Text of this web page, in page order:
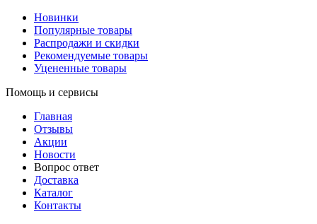
Новинки
Популярные товары
Распродажи и скидки
Рекомендуемые товары
Уцененные товары
Помощь и сервисы
Главная
Отзывы
Акции
Новости
Вопрос ответ
Доставка
Каталог
Контакты